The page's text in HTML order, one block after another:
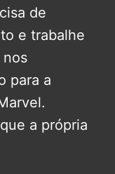
de
e trabalhe
nos
para a
a própria